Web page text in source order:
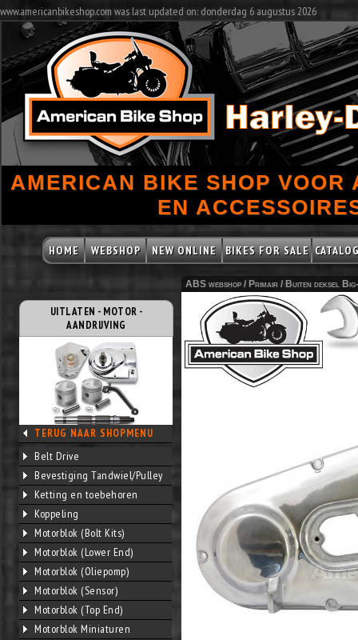
www.americanbikeshop.com was last updated on: donderdag 6 augustus 2026
AMERICAN BIKE SHOP VOOR
EN
HOME WEBSHOP NEW ONLINE BIKES FOR SALE
UITLATEN - MOTOR -
AANDRIJVING
TERUG NAAR SHOPMENU
Belt Drive
Bevestiging Tandwiel/Pulley
Ketting en toebehoren
Koppeling
Motorblok (Bolt Kits)
Motorblok (Lower End)
Motorblok (Oliepomp)
Motorblok (Sensor)
Motorblok (Top End)
Motorblok Miniaturen
ABS webshop / Primair / Buiten deksel